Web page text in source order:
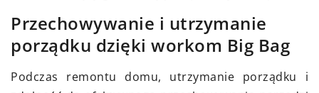
Przechowywanie i utrzymanie
porządku dzięki workom Big Bag
Podczas remontu domu, utrzymanie porządku i